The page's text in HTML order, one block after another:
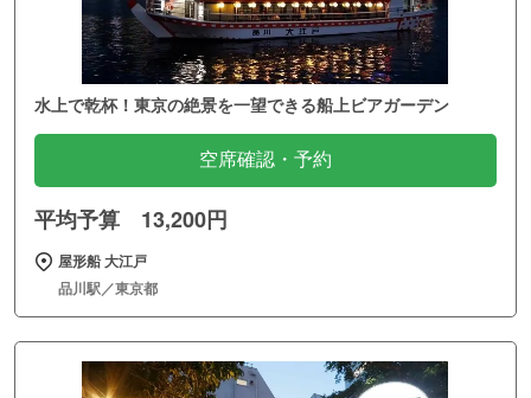
水上で乾杯！東京の絶景を一望できる船上ビアガーデン
空席確認・予約
平均予算 13,200円
屋形船 大江戸
品川駅／東京都